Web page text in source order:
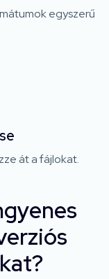
egyszerű
át a fájlokat.